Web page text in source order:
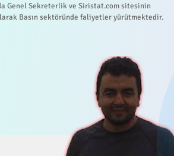
Genel Sekreterlik ve Siristat.com sitesinin
Basın sektöründe faliyetler yürütmektedir.